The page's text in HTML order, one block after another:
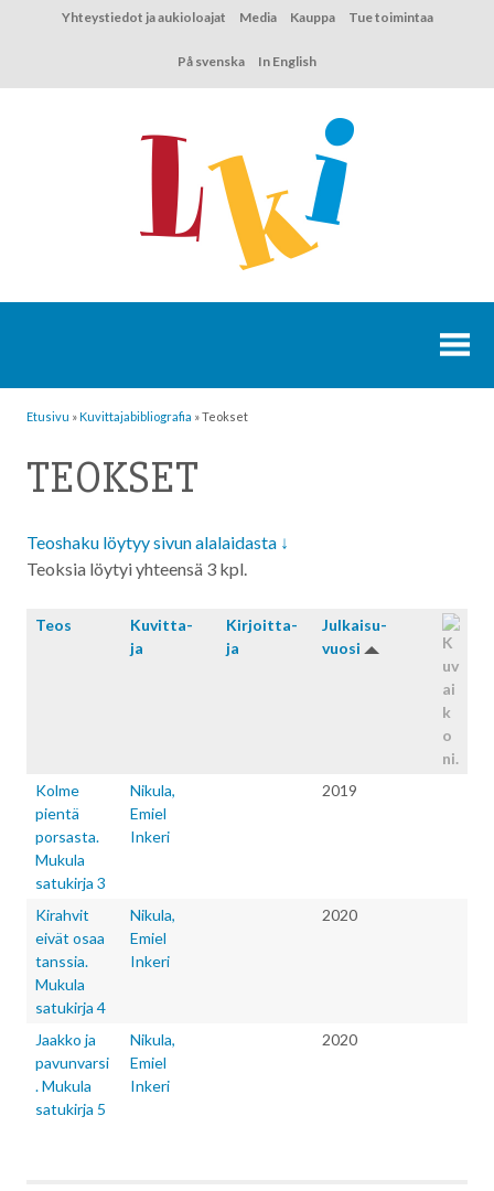
Yhteystiedot ja aukioloajat Media Kauppa Tue toimintaa
På svenska In English
Etusivu »Kuvittaja­bibliografia »Teokset
TEOKSET
Teoshaku löytyy sivun alalaidasta ↓
Teoksia löytyi yhteensä 3 kpl.
Teos
Kuvitta­
ja
Kirjoitta­
ja
Julkaisu­
vuosi
Kolme
pientä
porsasta.
Mukula
satukirja 3
Nikula,
Emiel
Inkeri
2019
Kirahvit
eivät osaa
tanssia.
Mukula
satukirja 4
Nikula,
Emiel
Inkeri
2020
Jaakko ja
pavunvarsi
. Mukula
satukirja 5
Nikula,
Emiel
Inkeri
2020